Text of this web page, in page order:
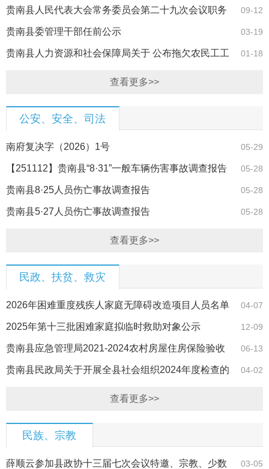
09-12
贵南县人民代表大会常务委员会第二十九次会议职务
任免名单 03-19
贵南县委管理干部任前公示
01-18
贵南县人力资源和社会保障局关于 公布拖欠农民工工
查看更多>>
公安、安全、司法
05-29
南府复决字（2026）1号
05-28
【251112】贵南县“8·31”一般车辆伤害事故调查报告
05-28
贵南县8·25人员伤亡事故调查报告
05-28
贵南县5·27人员伤亡事故调查报告
查看更多>>
民政、扶贫、救灾
04-07
2026年困难重度残疾人家庭无障碍改造项目人员名单
公示.pdf 12-09
2025年第十三批困难家庭拟临时救助对象公示
06-13
贵南县应急管理局2021-2024农村房屋住房保险验收
结果名单公示 04-02
贵南县民政局关于开展全县社会组织2024年度检查的
查看更多>>
民族、宗教
03-05
薛顺云参加县政协十三届七次会议特邀、宗教、少数